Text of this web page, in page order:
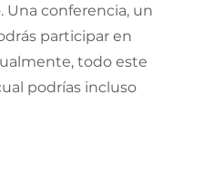
Una conferencia, un
participar en
todo este
podrías incluso